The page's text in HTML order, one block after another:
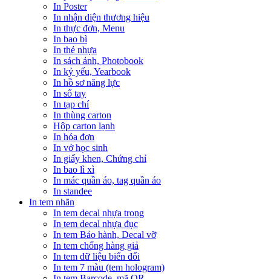
In Poster
In nhận diện thương hiệu
In thực đơn, Menu
In bao bì
In thẻ nhựa
In sách ảnh, Photobook
In kỷ yếu, Yearbook
In hồ sơ năng lực
In sổ tay
In tạp chí
In thùng carton
Hộp carton lạnh
In hóa đơn
In vở học sinh
In giấy khen, Chứng chỉ
In bao lì xì
In mác quần áo, tag quần áo
In standee
In tem nhãn
In tem decal nhựa trong
In tem decal nhựa đục
In tem Bảo hành, Decal vỡ
In tem chống hàng giả
In tem dữ liệu biến đổi
In tem 7 màu (tem hologram)